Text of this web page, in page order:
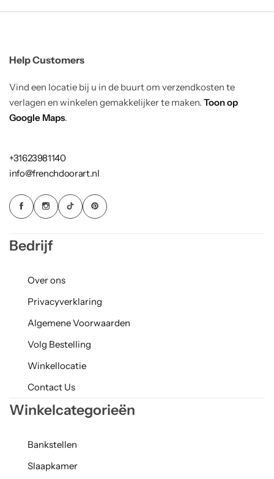
Help Customers
Vind een locatie bij u in de buurt om verzendkosten te
verlagen en winkelen gemakkelijker te maken. Toon op
Google Maps.
+31623981140
info@frenchdoorart.nl
Bedrijf
Over ons
Privacyverklaring
Algemene Voorwaarden
Volg Bestelling
Winkellocatie
Contact Us
Winkelcategorieën
Bankstellen
Slaapkamer